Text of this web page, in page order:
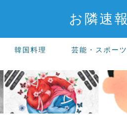
お隣速報
韓国料理 芸能・スポーツ